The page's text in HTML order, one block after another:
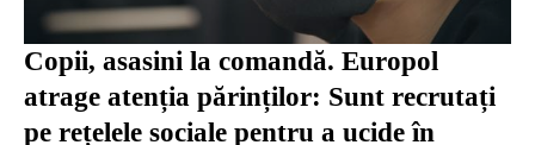
Copii, asasini la comandă. Europol
atrage atenția părinților: Sunt recrutați
pe rețelele sociale pentru a ucide în